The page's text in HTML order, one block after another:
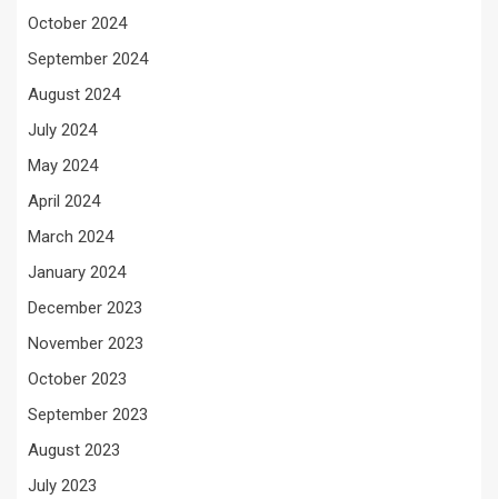
October 2024
September 2024
August 2024
July 2024
May 2024
April 2024
March 2024
January 2024
December 2023
November 2023
October 2023
September 2023
August 2023
July 2023